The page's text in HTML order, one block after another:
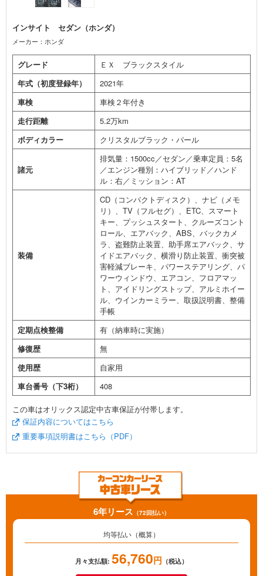
インサイト セダン（ホンダ）
メーカー：ホンダ
グレード
ＥＸ ブラックスタイル
年式（初度登録年）
2021年
車検
車検２年付き
走行距離
5.2万km
ボディカラー
クリスタルブラック・パール
諸元
排気量：1500cc／セダン／乗車定員：5名
／エンジン種別：ハイブリッド／ハンド
ル：右／ミッション：AT
装備
CD（コンパクトディスク）、ナビ（メモ
リ）、TV（フルセグ）、ETC、スマート
キー、プッシュスタート、クルーズコント
ロール、エアバック、ABS、バックカメ
ラ、盗難防止装置、助手席エアバック、サ
イドエアバック、横滑り防止装置、衝突被
害軽減ブレーキ、パワーステアリング、パ
ワーウィンドウ、エアコン、フロアマッ
ト、アイドリングストップ、アルミホイー
ル、ウインカーミラー、取扱説明書、整備
手帳
定期点検整備
有（納車時に実施）
修復歴
無
使用歴
自家用
車台番号（下3桁）
408
この車はオリックス認定中古車保証が付帯します。
保証内容についてはこちら
重要事項説明書はこちら（PDF）
6年リース （72回払い）
均等払い（概算）
月々支払額: 56,760円 （税込）